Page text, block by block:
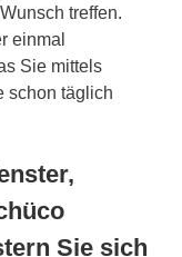
treffen.
einmal
Sie mittels
schon täglich
Sie sich